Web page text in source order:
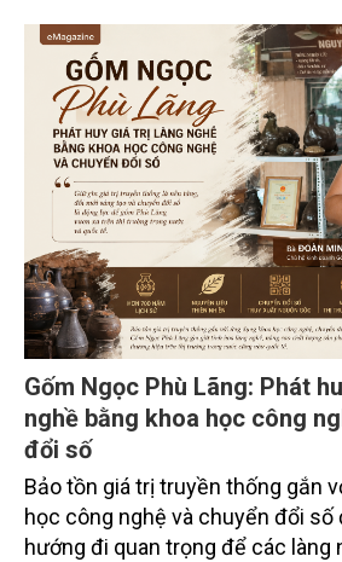
tỉnh Lai Châu tổ chức ngày 10/7/
hút sự tham gia của hơn 100 đại
các đơn vị thuộc Bộ Nông nghiệp
chuyên gia, nhà khoa học, Sở
trường tỉnh Lai Châu và đại diện
doanh nghiệp ở các tỉnh miền
Gốm Ngọc Phù Lãng: Phát
nghề bằng khoa học công
đổi số
Bảo tồn giá trị truyền thống gắn
học công nghệ và chuyển đổi số
hướng đi quan trọng để các làng